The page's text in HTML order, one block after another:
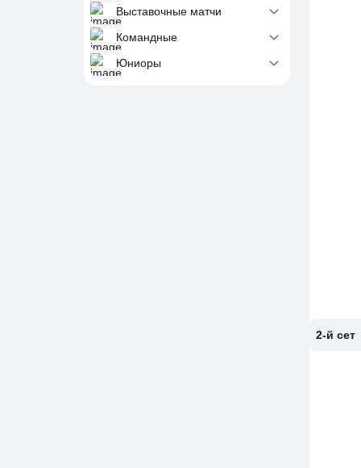
Выставочные матчи
Командные
Юниоры
2-й сет